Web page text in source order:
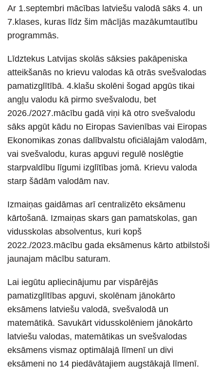
Ar 1.septembri mācības latviešu valodā sāks 4. un
7.klases, kuras līdz šim mācījās mazākumtautību
programmās.
Līdztekus Latvijas skolās sāksies pakāpeniska
atteikšanās no krievu valodas kā otrās svešvalodas
pamatizglītībā. 4.klašu skolēni šogad apgūs tikai
angļu valodu kā pirmo svešvalodu, bet
2026./2027.mācību gadā viņi kā otro svešvalodu
sāks apgūt kādu no Eiropas Savienības vai Eiropas
Ekonomikas zonas dalībvalstu oficiālajām valodām,
vai svešvalodu, kuras apguvi regulē noslēgtie
starpvaldību līgumi izglītības jomā. Krievu valoda
starp šādām valodām nav.
Izmaiņas gaidāmas arī centralizēto eksāmenu
kārtošanā. Izmaiņas skars gan pamatskolas, gan
vidusskolas absolventus, kuri kopš
2022./2023.mācību gada eksāmenus kārto atbilstoši
jaunajam mācību saturam.
Lai iegūtu apliecinājumu par vispārējās
pamatizglītības apguvi, skolēnam jānokārto
eksāmens latviešu valodā, svešvalodā un
matemātikā. Savukārt vidusskolēniem jānokārto
latviešu valodas, matemātikas un svešvalodas
eksāmens vismaz optimālajā līmenī un divi
eksāmeni no 14 piedāvātajiem augstākajā līmenī.